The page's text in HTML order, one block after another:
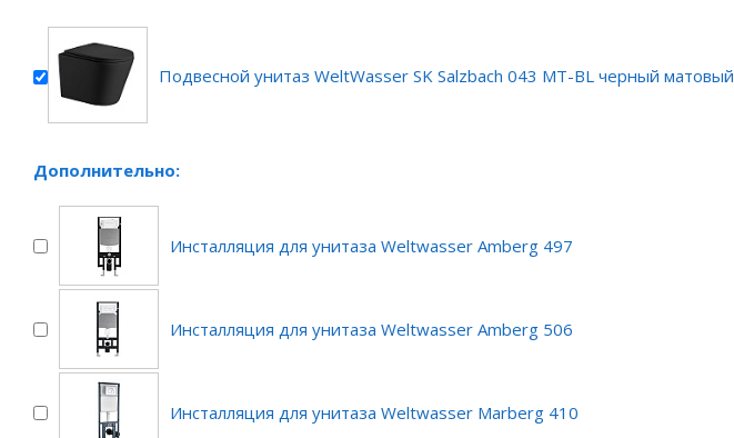
Подвесной унитаз WeltWasser SK Salzbach 043 MT-BL черный матовый
Дополнительно:
Инсталляция для унитаза Weltwasser Amberg 497
Инсталляция для унитаза Weltwasser Amberg 506
Инсталляция для унитаза Weltwasser Marberg 410